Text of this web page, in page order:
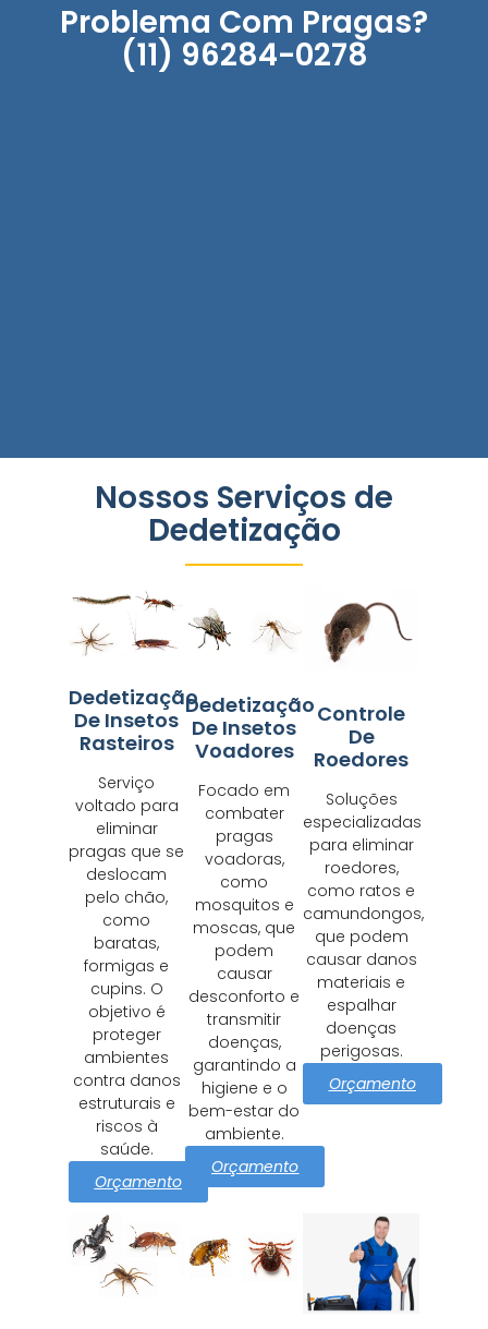
Problema Com Pragas?
(11) 96284-0278
Nossos Serviços de
Dedetização
Dedetização
De Insetos
Rasteiros
Serviço
voltado para
eliminar
pragas que se
deslocam
pelo chão,
como
baratas,
formigas e
cupins. O
objetivo é
proteger
ambientes
contra danos
estruturais e
riscos à
saúde.
Orçamento
Dedetização
De Insetos
Voadores
Focado em
combater
pragas
voadoras,
como
mosquitos e
moscas, que
podem
causar
desconforto e
transmitir
doenças,
garantindo a
higiene e o
bem-estar do
ambiente.
Orçamento
Controle
De
Roedores
Soluções
especializadas
para eliminar
roedores,
como ratos e
camundongos,
que podem
causar danos
materiais e
espalhar
doenças
perigosas.
Orçamento